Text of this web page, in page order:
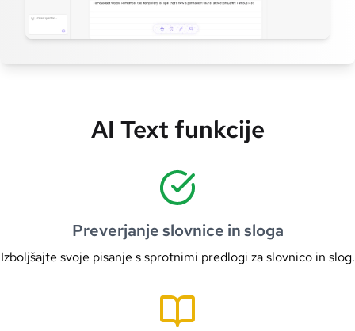
AI Text funkcije
Preverjanje slovnice in sloga
Izboljšajte svoje pisanje s sprotnimi predlogi za slovnico in slog.